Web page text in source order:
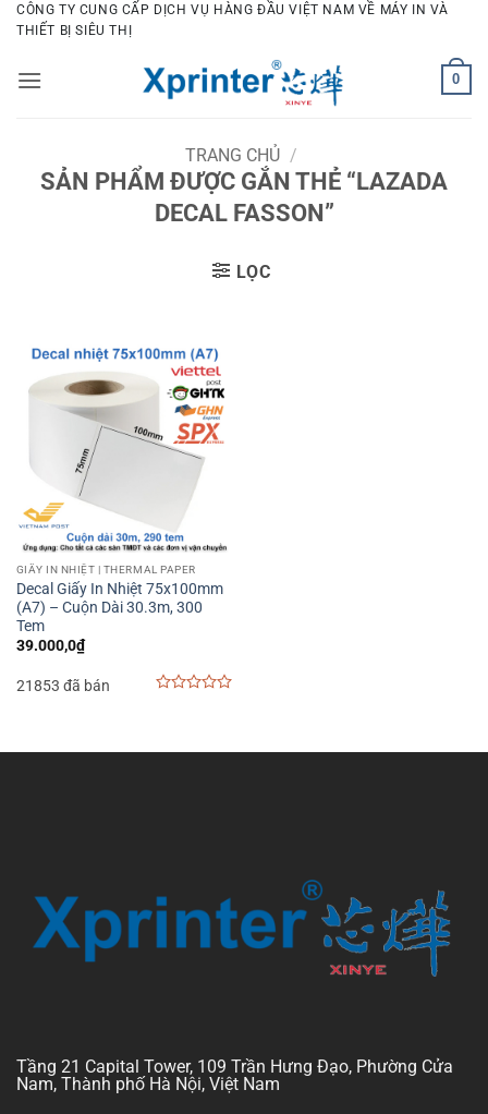
Bỏ
qua
dung
CÔNG TY CUNG CẤP DỊCH VỤ HÀNG ĐẦU VIỆT NAM VỀ MÁY IN VÀ
THIẾT BỊ SIÊU THỊ
0
TRANG CHỦ /
SẢN PHẨM ĐƯỢC GẮN THẺ “LAZADA
DECAL FASSON”
LỌC
GIẤY IN NHIỆT | THERMAL PAPER
Decal Giấy In Nhiệt 75x100mm
(A7) – Cuộn Dài 30.3m, 300
Tem
39.000,0₫
21853 đã bán
5
Tầng 21 Capital Tower, 109 Trần Hưng Đạo, Phường Cửa
Nam, Thành phố Hà Nội, Việt Nam